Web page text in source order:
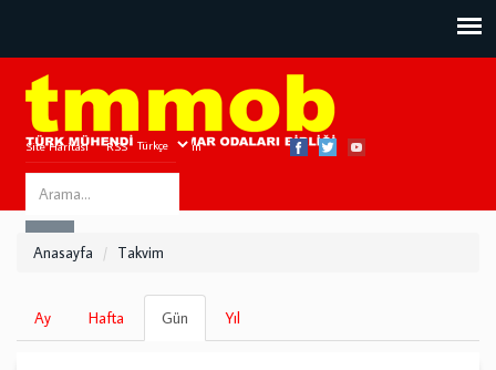
Site Haritası RSS Bize Ulaşın
Search
this
Anasayfa Takvim
Birincil
sekmeler
Ay Hafta Gün
sekme)
Yıl